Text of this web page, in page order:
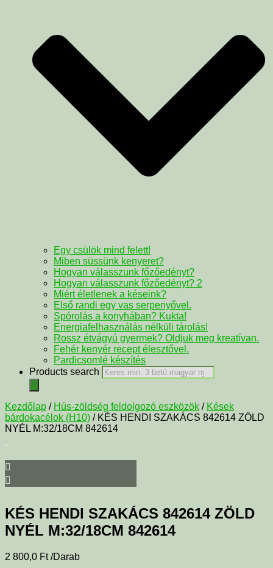
Egy csülök mind felett!
Miben süssünk kenyeret?
Hogyan válasszunk főzőedényt?
Hogyan válasszunk főzőedényt? 2
Miért életlenek a késeink?
Első randi egy vas serpenyővel.
Spórolás a konyhában? Kukta!
Energiafelhasználás nélküli tárolás!
Rossz étvágyú gyermek? Oldjuk meg kreatívan.
Fehér kenyér recept élesztővel.
Pardicsomlé készítés
Products search
Kezdőlap / Hús-zöldség feldolgozó eszközök / Kések
bárdokacélok (H10) / KÉS HENDI SZAKÁCS 842614 ZÖLD
NYÉL M:32/18CM 842614
KÉS HENDI SZAKÁCS 842614 ZÖLD
NYÉL M:32/18CM 842614
2 800,0 Ft /Darab